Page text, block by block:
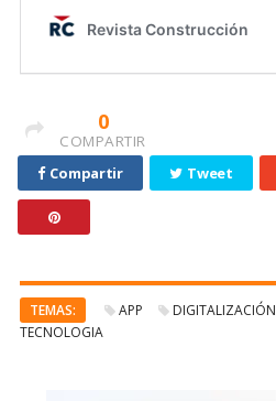
0
COMPARTIR
Compartir
Tweet
TEMAS: APP DIGITALIZACIÓN
TECNOLOGIA